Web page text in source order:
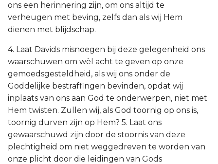
ons een herinnering zijn, om ons altijd te
verheugen met beving, zelfs dan als wij Hem
dienen met blijdschap.
4. Laat Davids misnoegen bij deze gelegenheid ons
waarschuwen om wèl acht te geven op onze
gemoedsgesteldheid, als wij ons onder de
Goddelijke bestraffingen bevinden, opdat wij
inplaats van ons aan God te onderwerpen, niet met
Hem twisten. Zullen wij, als God toornig op ons is,
toornig durven zijn op Hem? 5. Laat ons
gewaarschuwd zijn door de stoornis van deze
plechtigheid om niet weggedreven te worden van
onze plicht door die leidingen van Gods